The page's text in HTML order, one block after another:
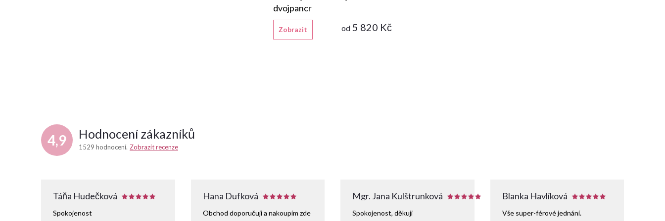
dvojpancr
od 5 820 Kč
Zobrazit
4,9 Hodnocení zákazníků
1529 hodnocení Zobrazit recenze
Táňa Hudečková
Spokojenost
Hana Dufková
Obchod doporučuji a nakoupím zde
Mgr. Jana Kulštrunková
Spokojenost, děkuji
Blanka Havlíková
Vše super-férové jednání.